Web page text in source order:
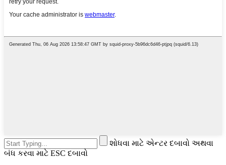
શોધવા માટે એન્ટર દબાવો અથવા
બંધ કરવા માટે ESC દબાવો